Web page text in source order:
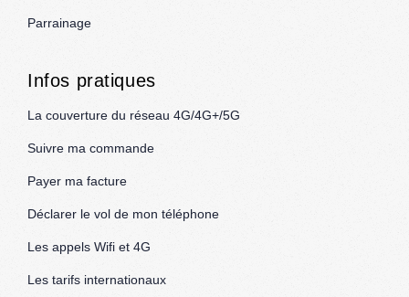
Parrainage
Infos pratiques
La couverture du réseau 4G/4G+/5G
Suivre ma commande
Payer ma facture
Déclarer le vol de mon téléphone
Les appels Wifi et 4G
Les tarifs internationaux